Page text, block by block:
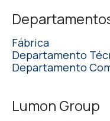
Fábrica
Departamento
Departamento
Lumon Group